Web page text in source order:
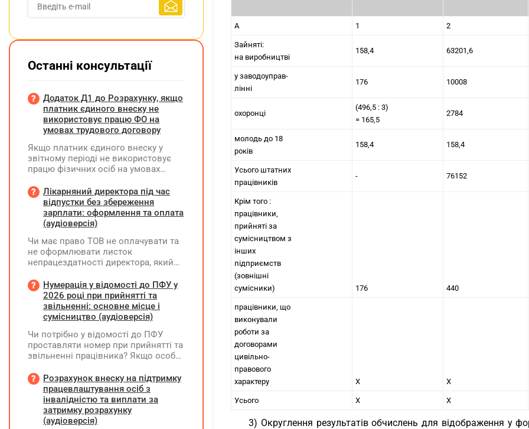
А 1 2
Зайняті:
на виробництві
158,4 63201,6
у заводоуправ-
лінні
176 10008
охоронці
(496,5 : 3)
= 165,5
2784
молодь до 18
років
158,4 158,4
Усього штатних
працівників
- 76152
Крім того :
працівники,
прийняті за
сумісництвом з
інших
підприємств
(зовнішні
сумісники)
176 440
працівники, що
виконували
роботи за
договорами
цивільно-
правового
характеру
Х Х
Усього Х Х
3) Округлення результатів обчислень для відображення у
Останні консультації
Додаток Д1 до Розрахунку, якщо
платник єдиного внеску не
використовує працю ФО на
умовах трудового договору
Якщо платник єдиного внеску у
звітному періоді не використовує
працю фізичних осіб на умовах
на інших умовах, передбачених
законодавством, Додаток Д1/
Додаток ФІЗ-Д1 за відповідний
період не подається
Лікарняний директора під час
відпустки без збереження
зарплати: оформлення та оплата
(аудіоверсія)
Чи має право ТОВ не оплачувати та
не оформлювати листок
непрацездатності директора, який
збереження заробітної плати під час
призупинення діяльності
підприємства?
Нумерація у відомості до ПФУ у
2026 році при прийнятті та
звільненні: основне місце і
сумісництво (аудіоверсія)
Чи потрібно у відомості до ПФУ
проставляти номер при прийнятті та
звільненні працівника? Якщо особа
місцем роботи та за сумісництвом,
чи рахується це як два роботодавці?
Розрахунок внеску на підтримку
працевлаштування осіб з
інвалідністю та виплати за
затримку розрахунку
(аудіоверсія)